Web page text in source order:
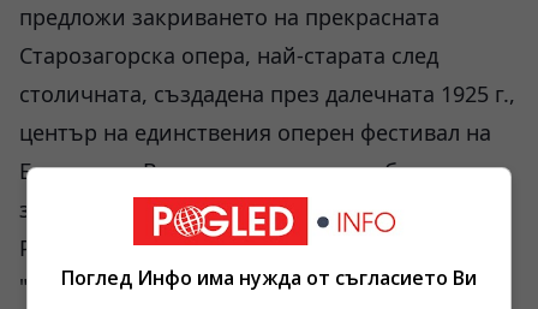
предложи закриването на прекрасната
Старозагорска опера, най-старата след
столичната, създадена през далечната 1925 г.,
център на единствения оперен фестивал на
Балканите. Всъщност, наскоро тя беше
заплашена и от доскорошния министър
Рашидов, заедно с уникалния танцов театър
"Арабеск", Националната ни оперета и
Поглед Инфо има нужда от съгласието Ви